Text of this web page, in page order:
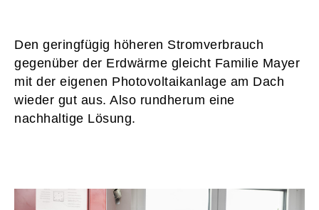
Den geringfügig höheren Stromverbrauch
gegenüber der Erdwärme gleicht Familie Mayer
mit der eigenen Photovoltaikanlage am Dach
wieder gut aus. Also rundherum eine
nachhaltige Lösung.